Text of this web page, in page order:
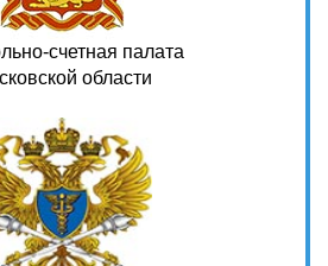
счетная палата
области